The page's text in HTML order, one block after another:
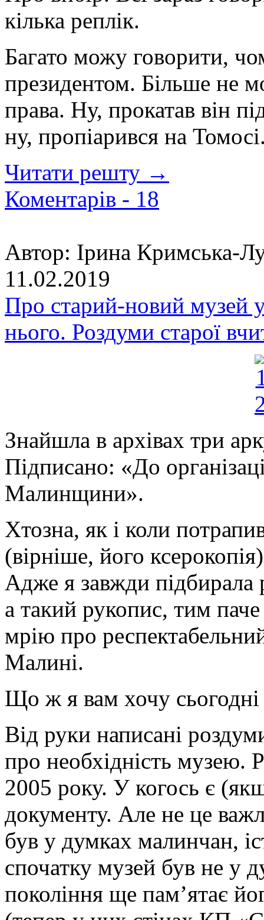
кілька реплік.
Багато можу говорити,
президентом. Більше не
права. Ну, прокатав він
ну, пропіарився на
Читати решту →
Коментарів - 18
Автор: Ірина Кримська-
11.02.2019
Про старий-новий музей
нього. Роздуми старої
Знайшла в архівах три
Підписано: «До
Малинщини».
Хтозна, як і коли
(вірніше, його
Адже я завжди підбирала
а такий рукопис, тим
мрію про
Малині.
Що ж я вам хочу сьогодні
Від руки написані
про необхідність музею.
2005 року. У когось є
документу. Але не це
був у думках малинчан,
спочатку музей був не у
покоління ще пам’ятає